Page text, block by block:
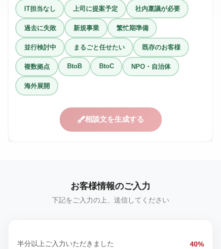
IT担当なし 上司に提案予定 社内稟議が必要
過去に失敗 新規事業 繁忙期準備
並行検討中 まるごと任せたい 既存のお客様
複数拠点 BtoB BtoC NPO・自治体
海外展開
相談文を生成する
お客様情報のご入力
下記をご入力の上、送信してください
半分以上ご入力いただきました 40%